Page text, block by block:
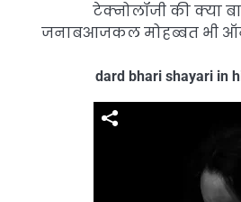
टेक्नोलॉजी की क्या
जनाबआजकल मोहब्बत भी
dard bhari shayari in